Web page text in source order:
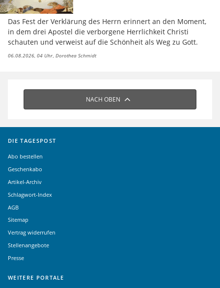
Das Fest der Verklärung des Herrn erinnert an den Moment,
in dem drei Apostel die verborgene Herrlichkeit Christi
schauten und verweist auf die Schönheit als Weg zu Gott.
06.08.2026, 04 Uhr Dorothea Schmidt
NACH OBEN
DIE TAGESPOST
Abo bestellen
Geschenkabo
Artikel-Archiv
Schlagwort-Index
AGB
Sitemap
Vertrag widerrufen
Stellenangebote
Presse
WEITERE PORTALE